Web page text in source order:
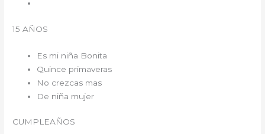
15 AÑOS
Es mi niña Bonita
Quince primaveras
No crezcas mas
De niña mujer
CUMPLEAÑOS